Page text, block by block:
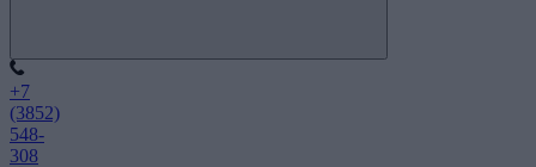
+7
(3852)
548-
308